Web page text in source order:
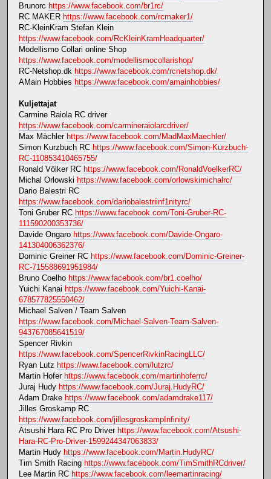
Brunorc https://www.facebook.com/br1rc/
RC MAKER https://www.facebook.com/rcmaker1/
RC-KleinKram Stefan Klein
https://www.facebook.com/RcKleinKramHeadquarter/
Modellismo Collari online Shop
https://www.facebook.com/modellismocollarishop/
RC-Netshop.dk https://www.facebook.com/rcnetshop.dk/
AMain Hobbies https://www.facebook.com/amainhobbies/
Kuljettajat
Carmine Raiola RC driver
https://www.facebook.com/carmineraiolarcdriver/
Max Mächler https://www.facebook.com/MadMaxMaechler/
Simon Kurzbuch RC https://www.facebook.com/Simon-Kurzbuch-
RC-110853410465755/
Ronald Völker RC https://www.facebook.com/RonaldVoelkerRC/
Michal Orlowski https://www.facebook.com/orlowskimichalrc/
Dario Balestri RC
https://www.facebook.com/dariobalestriinf1nityrc/
Toni Gruber RC https://www.facebook.com/Toni-Gruber-RC-
111590200353736/
Davide Ongaro https://www.facebook.com/Davide-Ongaro-
141304006362376/
Dominic Greiner RC https://www.facebook.com/Dominic-Greiner-
RC-715588691951984/
Bruno Coelho https://www.facebook.com/br1.coelho/
Yuichi Kanai https://www.facebook.com/Yuichi-Kanai-
678577825550462/
Michael Salven / Team Salven
https://www.facebook.com/Michael-Salven-Team-Salven-
943767085641519/
Spencer Rivkin
https://www.facebook.com/SpencerRivkinRacingLLC/
Ryan Lutz https://www.facebook.com/lutzrc/
Martin Hofer https://www.facebook.com/martinhoferrc/
Juraj Hudy https://www.facebook.com/Juraj.HudyRC/
Adam Drake https://www.facebook.com/adamdrake117/
Jilles Groskamp RC
https://www.facebook.com/jillesgroskampInfinity/
Atsushi Hara RC Pro Driver https://www.facebook.com/Atsushi-
Hara-RC-Pro-Driver-1599244347063833/
Martin Hudy https://www.facebook.com/Martin.HudyRC/
Tim Smith Racing https://www.facebook.com/TimSmithRCdriver/
Lee Martin RC https://www.facebook.com/leemartinracing/